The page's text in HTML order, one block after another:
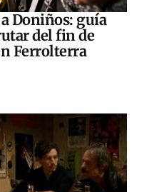
Doniños: guía
del fin de
Ferrolterra